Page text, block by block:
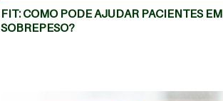
FIT: COMO PODE AJUDAR PACIENTES EM
SOBREPESO?